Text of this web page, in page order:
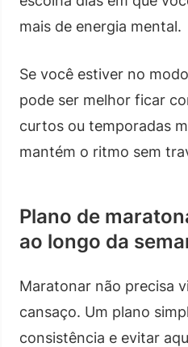
mais de energia mental.
Se você estiver no
pode ser melhor ficar
curtos ou temporadas
mantém o ritmo sem
Plano de
ao longo da
Maratonar não precisa
cansaço. Um plano
consistência e evitar